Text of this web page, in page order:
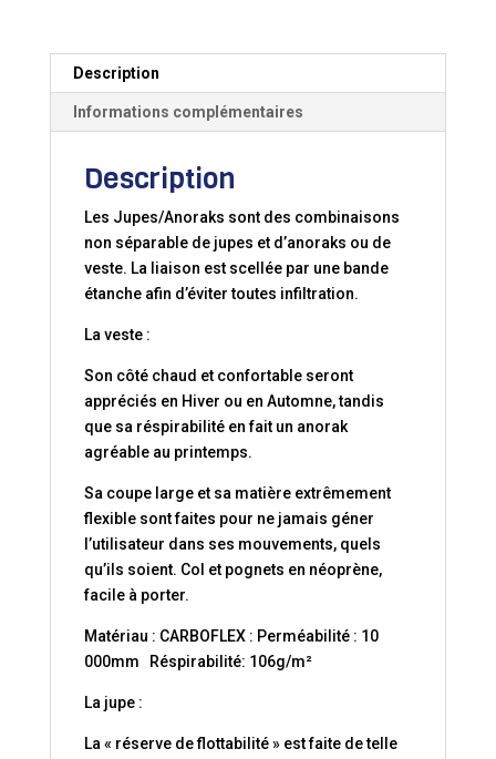
Description
Informations complémentaires
Description
Les Jupes/Anoraks sont des combinaisons
non séparable de jupes et d’anoraks ou de
veste. La liaison est scellée par une bande
étanche afin d’éviter toutes infiltration.
La veste :
Son côté chaud et confortable seront
appréciés en Hiver ou en Automne, tandis
que sa réspirabilité en fait un anorak
agréable au printemps.
Sa coupe large et sa matière extrêmement
flexible sont faites pour ne jamais géner
l’utilisateur dans ses mouvements, quels
qu’ils soient. Col et pognets en néoprène,
facile à porter.
Matériau : CARBOFLEX : Perméabilité : 10
000mm Réspirabilité: 106g/m²
La jupe :
La « réserve de flottabilité » est faite de telle